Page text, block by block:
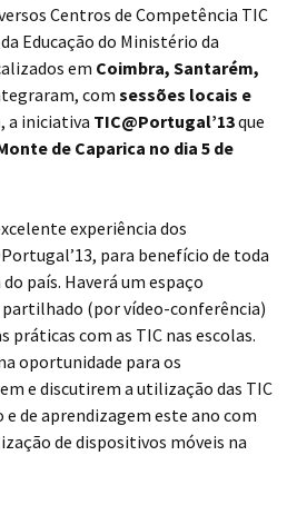
Centros de Competência TIC
Educação do Ministério da
em Coimbra, Santarém,
com sessões locais e
, a iniciativa TIC@Portugal’13que
de Caparica no dia 5 de
experiência dos
para benefício de toda
país. Haverá um espaço
(por vídeo-conferência)
práticas com as TIC nas escolas.
oportunidade para os
e discutirem a utilização das TIC
e de aprendizagem este ano com
de dispositivos móveis na